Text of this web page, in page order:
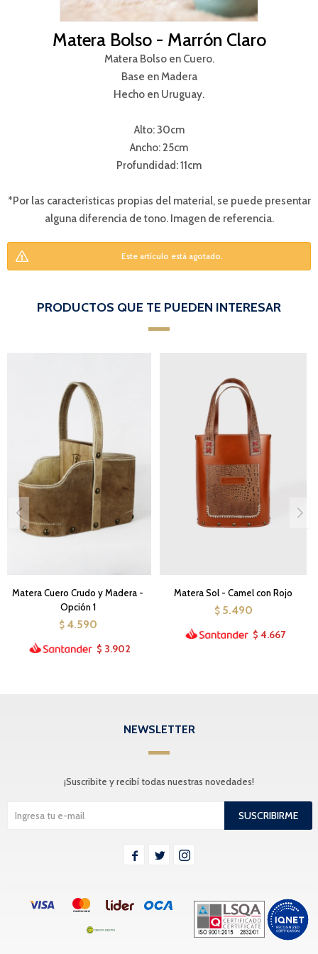
Matera Bolso - Marrón Claro
Matera Bolso en Cuero.
Base en Madera
Hecho en Uruguay.
Alto: 30cm
Ancho: 25cm
Profundidad: 11cm
*Por las características propias del material, se puede presentar
alguna diferencia de tono. Imagen de referencia.
Este artículo está agotado.
PRODUCTOS QUE TE PUEDEN INTERESAR
Matera Cuero Crudo y Madera -
Opción 1
$ 4.590
$ 3.902
Matera Sol - Camel con Rojo
$ 5.490
$ 4.667
NEWSLETTER
¡Suscribite y recibí todas nuestras novedades!
SUSCRIBIRME
  